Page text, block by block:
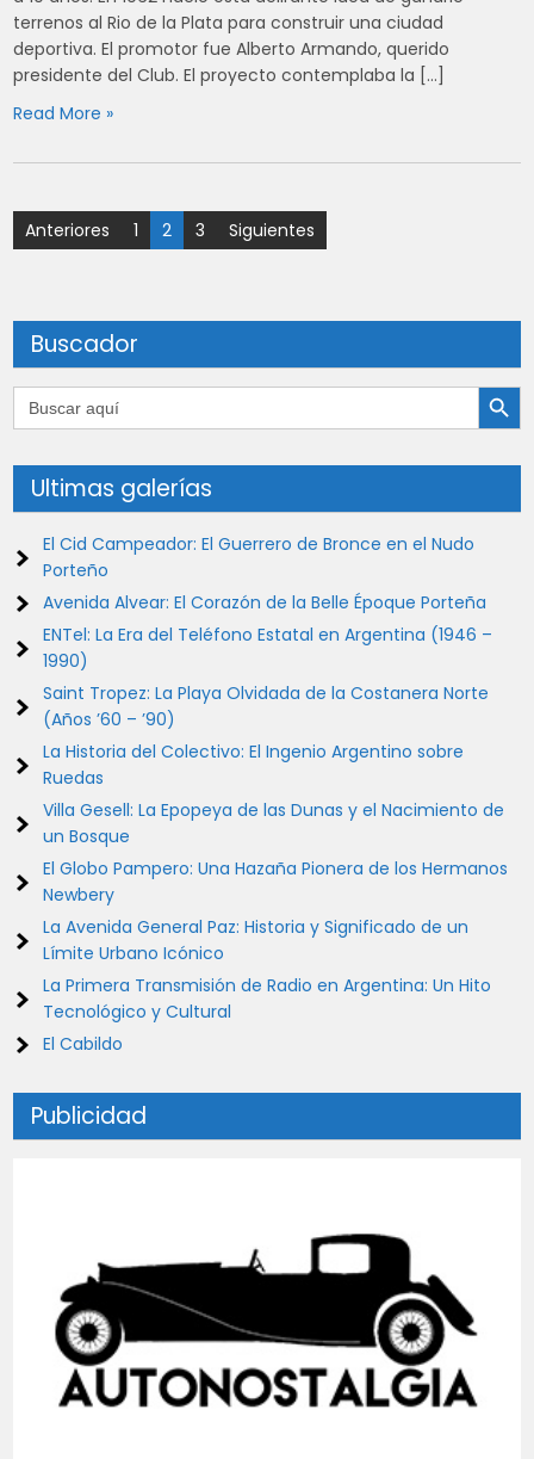
terrenos al Rio de la Plata para construir una ciudad
deportiva. El promotor fue Alberto Armando, querido
presidente del Club. El proyecto contemplaba la […]
Read More »
Paginación
Anteriores 1 2 3 Siguientes
Buscador
Buscar: Botón de
Ultimas galerías
El Cid Campeador: El Guerrero de Bronce en el Nudo
Porteño
Avenida Alvear: El Corazón de la Belle Époque Porteña
ENTel: La Era del Teléfono Estatal en Argentina (1946 –
1990)
Saint Tropez: La Playa Olvidada de la Costanera Norte
(Años ’60 – ’90)
La Historia del Colectivo: El Ingenio Argentino sobre
Ruedas
Villa Gesell: La Epopeya de las Dunas y el Nacimiento de
un Bosque
El Globo Pampero: Una Hazaña Pionera de los Hermanos
Newbery
La Avenida General Paz: Historia y Significado de un
Límite Urbano Icónico
La Primera Transmisión de Radio en Argentina: Un Hito
Tecnológico y Cultural
El Cabildo
Publicidad